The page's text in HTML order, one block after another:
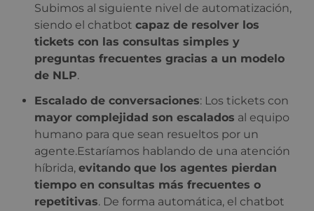
Subimos al siguiente nivel de automatización,
siendo el chatbot capaz de resolver los
tickets con las consultas simples y
preguntas frecuentes gracias a un modelo
de NLP.
Escalado de conversaciones: Los tickets con
mayor complejidad son escalados al equipo
humano para que sean resueltos por un
agente.Estaríamos hablando de una atención
híbrida, evitando que los agentes pierdan
tiempo en consultas más frecuentes o
repetitivas. De forma automática, el chatbot